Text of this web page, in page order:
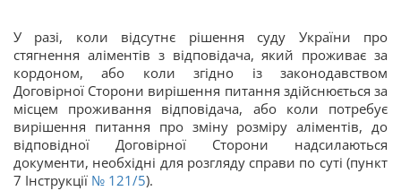
У разі, коли відсутнє рішення суду України про
стягнення аліментів з відповідача, який проживає за
кордоном, або коли згідно із законодавством
Договірної Сторони вирішення питання здійснюється за
місцем проживання відповідача, або коли потребує
вирішення питання про зміну розміру аліментів, до
відповідної Договірної Сторони надсилаються
документи, необхідні для розгляду справи по суті (пункт
7 Інструкції № 121/5).